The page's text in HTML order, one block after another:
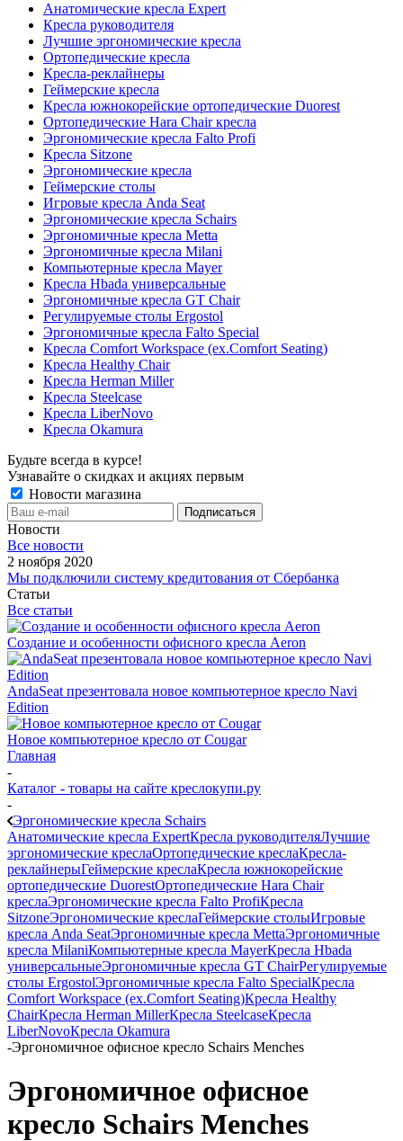
Анатомические кресла Expert
Кресла руководителя
Лучшие эргономические кресла
Ортопедические кресла
Кресла-реклайнеры
Геймерские кресла
Кресла южнокорейские ортопедические Duorest
Ортопедические Hara Chair кресла
Эргономические кресла Falto Profi
Кресла Sitzone
Эргономические кресла
Геймерские столы
Игровые кресла Anda Seat
Эргономические кресла Schairs
Эргономичные кресла Metta
Эргономичные кресла Milani
Компьютерные кресла Mayer
Кресла Hbada универсальные
Эргономичные кресла GT Chair
Регулируемые столы Ergostol
Эргономичные кресла Falto Special
Кресла Comfort Workspace (ex.Comfort Seating)
Кресла Healthy Chair
Кресла Herman Miller
Кресла Steelcase
Кресла LiberNovo
Кресла Okamura
Будьте всегда в курсе!
Узнавайте о скидках и акциях первым
Новости магазина
Новости
Все новости
2 ноября 2020
Мы подключили систему кредитования от Сбербанка
Статьи
Все статьи
Создание и особенности офисного кресла Aeron
AndaSeat презентовала новое компьютерное кресло Navi
Edition
Новое компьютерное кресло от Cougar
Главная
-
Каталог - товары на сайте креслокупи.ру
-
Эргономические кресла Schairs
Анатомические кресла ExpertКресла руководителяЛучшие
эргономические креслаОртопедические креслаКресла-
реклайнерыГеймерские креслаКресла южнокорейские
ортопедические DuorestОртопедические Hara Chair
креслаЭргономические кресла Falto ProfiКресла
SitzoneЭргономические креслаГеймерские столыИгровые
кресла Anda SeatЭргономичные кресла MettaЭргономичные
кресла MilaniКомпьютерные кресла MayerКресла Hbada
универсальныеЭргономичные кресла GT ChairРегулируемые
столы ErgostolЭргономичные кресла Falto SpecialКресла
Comfort Workspace (ex.Comfort Seating)Кресла Healthy
ChairКресла Herman MillerКресла SteelcaseКресла
LiberNovoКресла Okamura
-Эргономичное офисное кресло Schairs Menches
Эргономичное офисное
кресло Schairs Menches